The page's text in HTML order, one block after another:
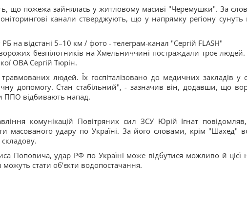
що пожежа зайнялась у житловому масиві "Черемушки". За
канали стверджують, що у напрямку регіону сунуть
на відстані 5–10 км / фото - телеграм-канал "Сергій FLASH"
безпілотників на Хмельниччині постраждали троє
ОВА Сергій Тюрін.
людей. Їх госпіталізовано до медичних закладів у
допомогу. Стан стабільний", - зазначив він, додавши, що
ППО відбивають напад.
комунікацій Повітряних сил ЗСУ Юрій Ігнат
масованого удару по Україні. За його словами, крім "Шахед"
Поповича, удар РФ по Україні може відбутися можливо й цієї
стати обʼєкти водопостачання.